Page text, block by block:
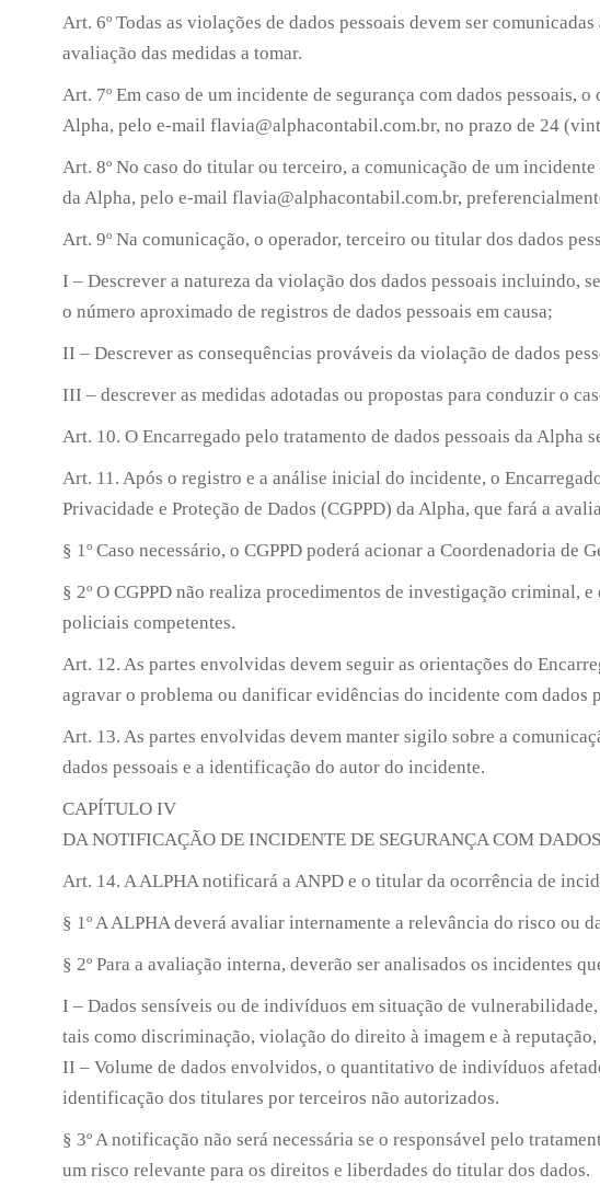
Art. 6º Todas as violações de dados pessoais devem ser
avaliação das medidas a tomar.
Art. 7º Em caso de um incidente de segurança com dados pessoais,
Alpha, pelo e-mail flavia@alphacontabil.com.br, no prazo de 24
Art. 8º No caso do titular ou terceiro, a comunicação de um
da Alpha, pelo e-mail flavia@alphacontabil.com.br,
Art. 9º Na comunicação, o operador, terceiro ou titular dos dados
I – Descrever a natureza da violação dos dados pessoais incluindo,
o número aproximado de registros de dados pessoais em causa;
II – Descrever as consequências prováveis da violação de dados
III – descrever as medidas adotadas ou propostas para conduzir o
Art. 10. O Encarregado pelo tratamento de dados pessoais da
Art. 11. Após o registro e a análise inicial do incidente, o
Privacidade e Proteção de Dados (CGPPD) da Alpha, que fará a
§ 1º Caso necessário, o CGPPD poderá acionar a Coordenadoria
§ 2º O CGPPD não realiza procedimentos de investigação criminal,
policiais competentes.
Art. 12. As partes envolvidas devem seguir as orientações do
agravar o problema ou danificar evidências do incidente com dados
Art. 13. As partes envolvidas devem manter sigilo sobre a
dados pessoais e a identificação do autor do incidente.
CAPÍTULO IV
DA NOTIFICAÇÃO DE INCIDENTE DE SEGURANÇA COM
Art. 14. A ALPHA notificará a ANPD e o titular da ocorrência de
§ 1º A ALPHA deverá avaliar internamente a relevância do risco ou
§ 2º Para a avaliação interna, deverão ser analisados os incidentes
I – Dados sensíveis ou de indivíduos em situação de
tais como discriminação, violação do direito à imagem e à
II – Volume de dados envolvidos, o quantitativo de indivíduos
identificação dos titulares por terceiros não autorizados.
§ 3º A notificação não será necessária se o responsável pelo
um risco relevante para os direitos e liberdades do titular dos dados.